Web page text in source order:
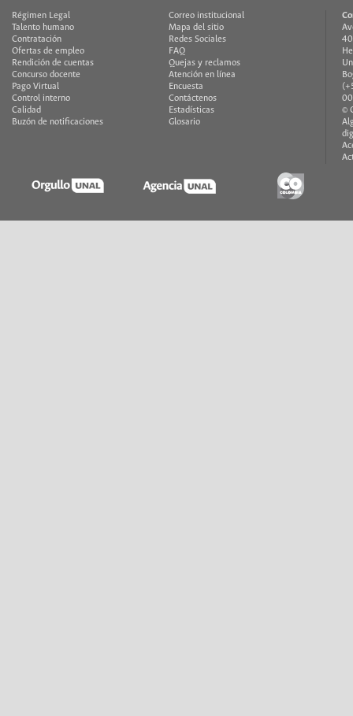
Régimen Legal
Talento humano
Contratación
Ofertas de empleo
Rendición de cuentas
Concurso docente
Pago Virtual
Control interno
Calidad
Buzón de notificaciones
Correo institucional
Mapa del sitio
Redes Sociales
FAQ
Quejas y reclamos
Atención en línea
Encuesta
Contáctenos
Estadísticas
Glosario
©